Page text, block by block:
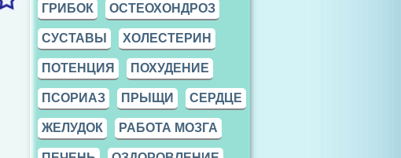
ГРИБОК ОСТЕОХОНДРОЗ
СУСТАВЫ ХОЛЕСТЕРИН
ПОТЕНЦИЯ ПОХУДЕНИЕ
ПСОРИАЗ ПРЫЩИ СЕРДЦЕ
ЖЕЛУДОК РАБОТА МОЗГА